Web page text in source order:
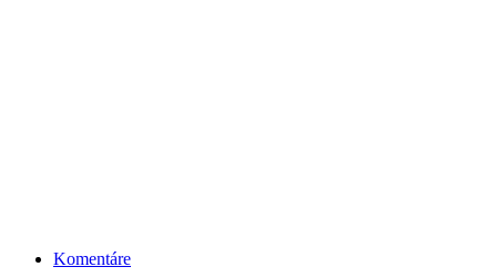
Komentáre